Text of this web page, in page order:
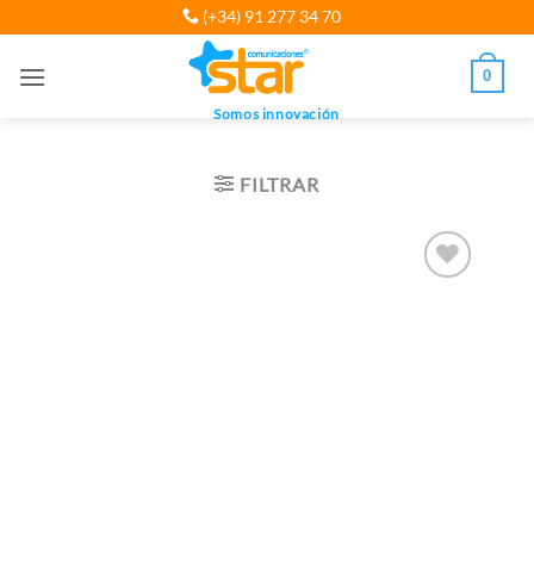
al
(+34) 91 277 34 70
Somos innovación
0
FILTRAR